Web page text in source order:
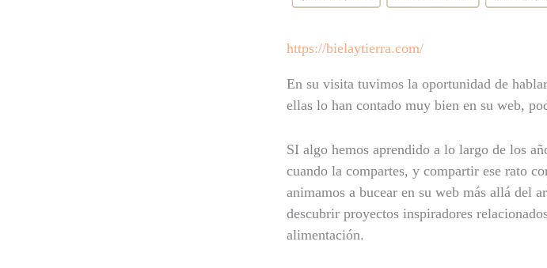
https://bielaytierra.com/
En su visita tuvimos la oportunidad de
ellas lo han contado muy bien en su web,
SI algo hemos aprendido a lo largo de los
cuando la compartes, y compartir ese rato
animamos a bucear en su web más allá del
descubrir proyectos inspiradores
alimentación.